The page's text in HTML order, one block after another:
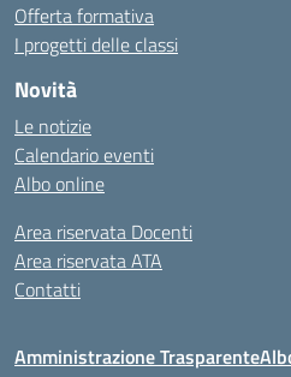
Offerta formativa
I progetti delle classi
Novità
Le notizie
Calendario eventi
Albo online
Area riservata Docenti
Area riservata ATA
Contatti
Amministrazione Trasparente